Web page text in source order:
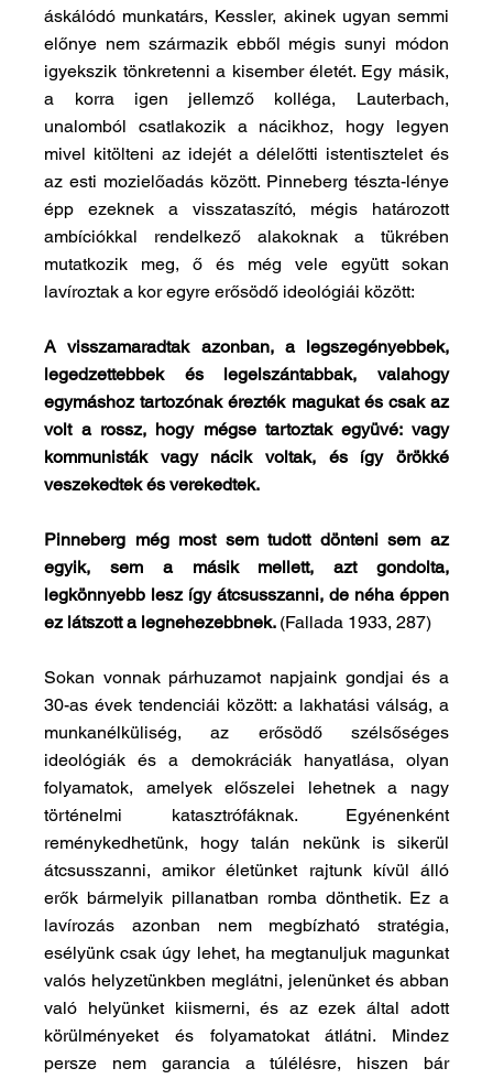
áskálódó munkatárs, Kessler, akinek ugyan semmi
előnye nem származik ebből mégis sunyi módon
igyekszik tönkretenni a kisember életét. Egy másik,
a korra igen jellemző kolléga, Lauterbach,
unalomból csatlakozik a nácikhoz, hogy legyen
mivel kitölteni az idejét a délelőtti istentisztelet és
az esti mozielőadás között. Pinneberg tészta-lénye
épp ezeknek a visszataszító, mégis határozott
ambíciókkal rendelkező alakoknak a tükrében
mutatkozik meg, ő és még vele együtt sokan
lavíroztak a kor egyre erősödő ideológiái között:
A visszamaradtak azonban, a legszegényebbek,
legedzettebbek és legelszántabbak, valahogy
egymáshoz tartozónak érezték magukat és csak az
volt a rossz, hogy mégse tartoztak együvé: vagy
kommunisták vagy nácik voltak, és így örökké
veszekedtek és verekedtek.
Pinneberg még most sem tudott dönteni sem az
egyik, sem a másik mellett, azt gondolta,
legkönnyebb lesz így átcsusszanni, de néha éppen
ez látszott a legnehezebbnek. (Fallada 1933, 287)
Sokan vonnak párhuzamot napjaink gondjai és a
30-as évek tendenciái között: a lakhatási válság, a
munkanélküliség, az erősödő szélsőséges
ideológiák és a demokráciák hanyatlása, olyan
folyamatok, amelyek előszelei lehetnek a nagy
történelmi katasztrófáknak. Egyénenként
reménykedhetünk, hogy talán nekünk is sikerül
átcsusszanni, amikor életünket rajtunk kívül álló
erők bármelyik pillanatban romba dönthetik. Ez a
lavírozás azonban nem megbízható stratégia,
esélyünk csak úgy lehet, ha megtanuljuk magunkat
valós helyzetünkben meglátni, jelenünket és abban
való helyünket kiismerni, és az ezek által adott
körülményeket és folyamatokat átlátni. Mindez
persze nem garancia a túlélésre, hiszen bár